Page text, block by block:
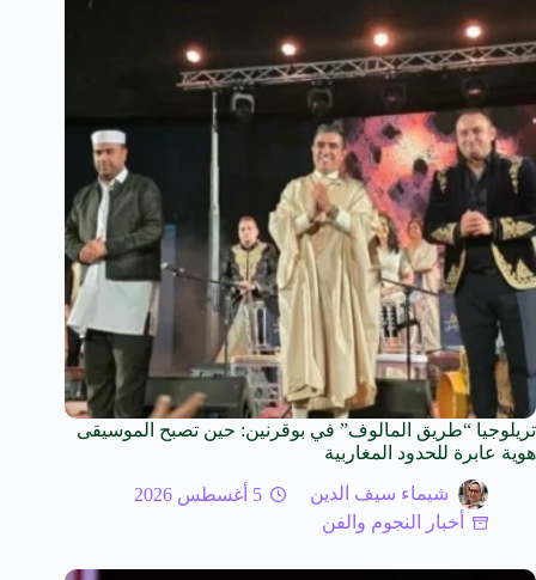
تريلوجيا “طريق المالوف” في بوقرنين: حين تصبح الموسيقى
هوية عابرة للحدود المغاربية
شيماء سيف الدين
5 أغسطس 2026
أخبار النجوم والفن